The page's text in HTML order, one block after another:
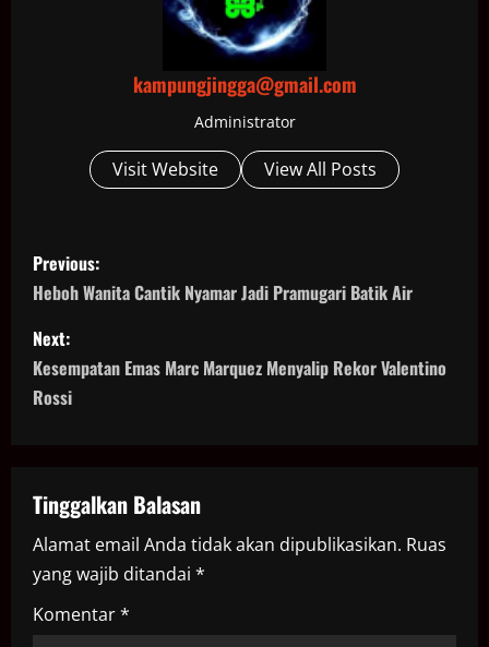
kampungjingga@gmail.com
Administrator
Visit Website View All Posts
P
o
s
t
a
v
i
g
Previous:
Heboh Wanita Cantik Nyamar Jadi Pramugari Batik Air
Next:
Kesempatan Emas Marc Marquez Menyalip Rekor Valentino
Rossi
Tinggalkan Balasan
Alamat email Anda tidak akan dipublikasikan. Ruas
yang wajib ditandai *
Komentar*